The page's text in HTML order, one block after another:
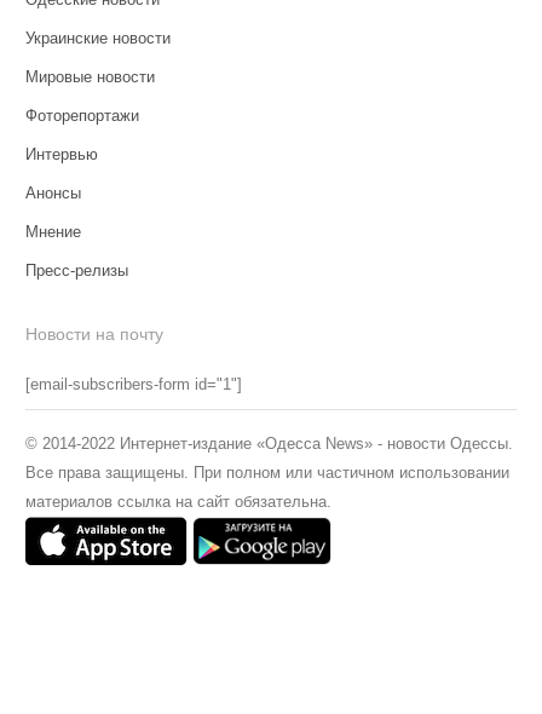
Украинские новости
Мировые новости
Фоторепортажи
Интервью
Анонсы
Мнение
Пресс-релизы
Новости на почту
[email-subscribers-form id="1"]
© 2014-2022 Интернет-издание «Одесса News» - новости Одессы.
Все права защищены. При полном или частичном использовании
материалов ссылка на сайт обязательна.